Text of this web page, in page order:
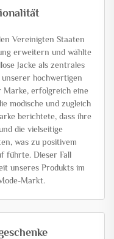
Vereinigten Staaten
erweitern und wählte
Jacke als zentrales
hochwertigen
Marke, erfolgreich eine
modische und zugleich
berichtete, dass ihre
die vielseitige
was zu positivem
führte. Dieser Fall
unseres Produkts im
Markt.